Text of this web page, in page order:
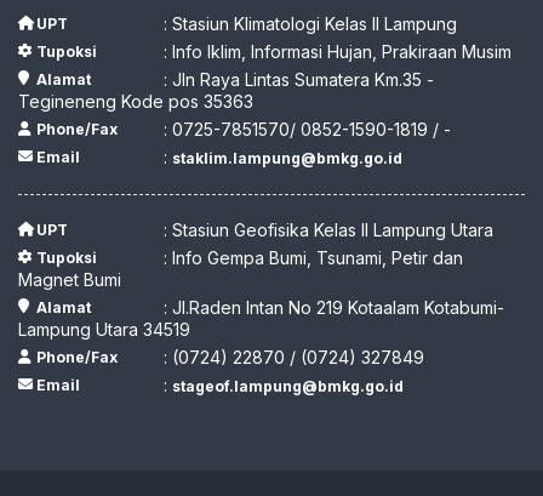
UPT : Stasiun Klimatologi Kelas II Lampung
Tupoksi : Info Iklim, Informasi Hujan, Prakiraan Musim
Alamat
: Jln Raya Lintas Sumatera Km.35 -
Tegineneng Kode pos 35363
Phone/Fax : 0725-7851570/ 0852-1590-1819 / -
Email : staklim.lampung@bmkg.go.id
UPT : Stasiun Geofisika Kelas II Lampung Utara
Tupoksi
: Info Gempa Bumi, Tsunami, Petir dan
Magnet Bumi
Alamat
: Jl.Raden Intan No 219 Kotaalam Kotabumi-
Lampung Utara 34519
Phone/Fax : (0724) 22870 / (0724) 327849
Email : stageof.lampung@bmkg.go.id